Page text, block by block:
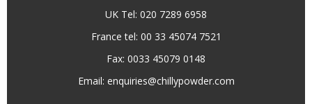
UK Tel: 020 7289 6958
France tel: 00 33 45074 7521
Fax: 0033 45079 0148
Email: enquiries@chillypowder.com